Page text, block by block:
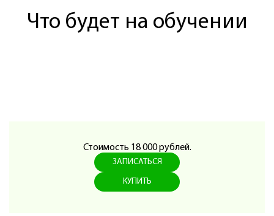
Что будет на обучении
Стоимость 18 000 рублей.
ЗАПИСАТЬСЯ
КУПИТЬ